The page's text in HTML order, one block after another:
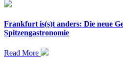
Frankfurt is(s)t anders: Die neue
Spitzengastronomie
Read More